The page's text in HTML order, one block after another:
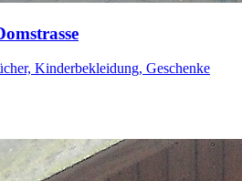
Kinderbekleidung, Geschenke